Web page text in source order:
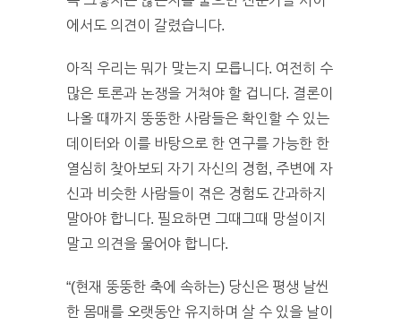
에서도 의견이 갈렸습니다.
아직 우리는 뭐가 맞는지 모릅니다. 여전히 수
많은 토론과 논쟁을 거쳐야 할 겁니다. 결론이
나올 때까지 뚱뚱한 사람들은 확인할 수 있는
데이터와 이를 바탕으로 한 연구를 가능한 한
열심히 찾아보되 자기 자신의 경험, 주변에 자
신과 비슷한 사람들이 겪은 경험도 간과하지
말아야 합니다. 필요하면 그때그때 망설이지
말고 의견을 물어야 합니다.
“(현재 뚱뚱한 축에 속하는) 당신은 평생 날씬
한 몸매를 오랫동안 유지하며 살 수 있을 날이